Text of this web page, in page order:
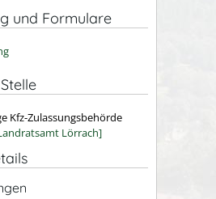
und Formulare
Kfz-Zulassungsbehörde
Lörrach]